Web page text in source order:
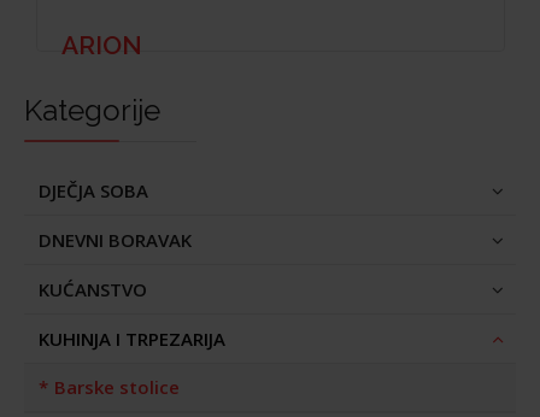
ARION
Kategorije
DJEČJA SOBA
DNEVNI BORAVAK
KUĆANSTVO
KUHINJA I TRPEZARIJA
Barske stolice